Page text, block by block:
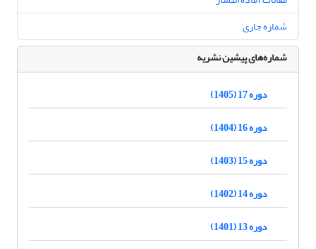
شماره جاری
شماره‌های پیشین نشریه
دوره 17 (1405)
دوره 16 (1404)
دوره 15 (1403)
دوره 14 (1402)
دوره 13 (1401)